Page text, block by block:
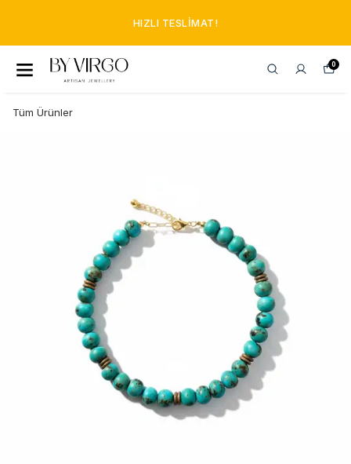
HIZLI TESLIMAT!
0
Tüm Ürünler